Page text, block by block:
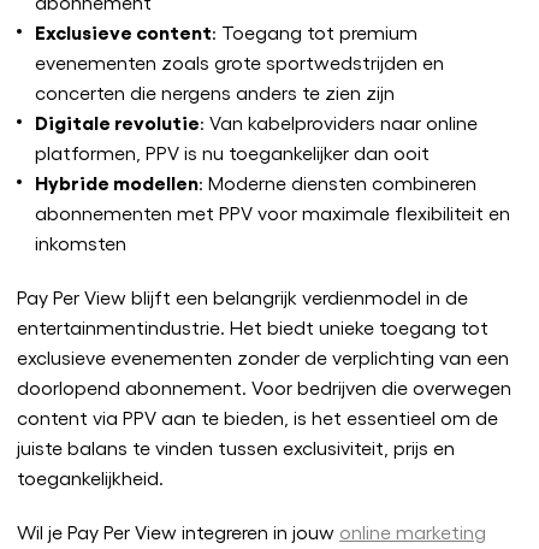
Exclusieve content: Toegang tot premium
evenementen zoals grote sportwedstrijden en
concerten die nergens anders te zien zijn
Digitale revolutie: Van kabelproviders naar online
platformen, PPV is nu toegankelijker dan ooit
Hybride modellen: Moderne diensten combineren
abonnementen met PPV voor maximale flexibiliteit en
inkomsten
Pay Per View blijft een belangrijk verdienmodel in de
entertainmentindustrie. Het biedt unieke toegang tot
exclusieve evenementen zonder de verplichting van een
doorlopend abonnement. Voor bedrijven die overwegen
content via PPV aan te bieden, is het essentieel om de
juiste balans te vinden tussen exclusiviteit, prijs en
toegankelijkheid.
Wil je Pay Per View integreren in jouw online marketing